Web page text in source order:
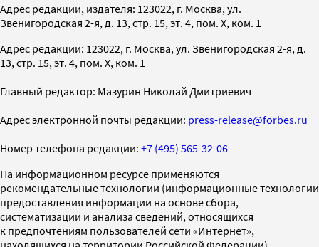
Адрес редакции, издателя: 123022, г. Москва, ул.
Звенигородская 2-я, д. 13, стр. 15, эт. 4, пом. X, ком. 1
Адрес редакции: 123022, г. Москва, ул. Звенигородская 2-я, д.
13, стр. 15, эт. 4, пом. X, ком. 1
Главный редактор: Мазурин Николай Дмитриевич
Адрес электронной почты редакции: press-release@forbes.ru
Номер телефона редакции: +7 (495) 565-32-06
На информационном ресурсе применяются
рекомендательные технологии (информационные технологии
предоставления информации на основе сбора,
систематизации и анализа сведений, относящихся
к предпочтениям пользователей сети «Интернет»,